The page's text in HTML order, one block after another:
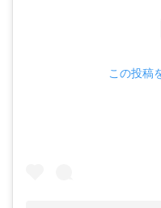
この投稿